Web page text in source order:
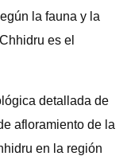
la fauna y la
es el
detallada de
afloramiento de la
en la región